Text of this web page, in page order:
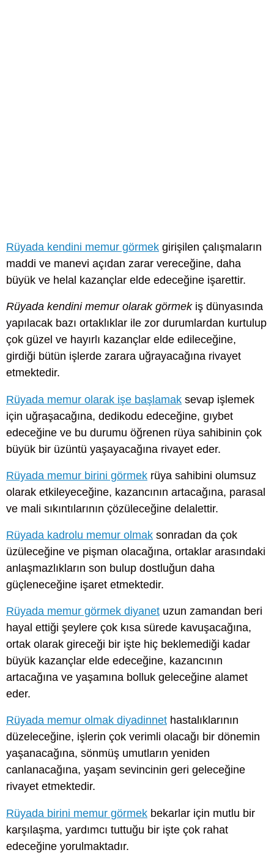
Rüyada kendini memur görmek girişilen çalışmaların
maddi ve manevi açıdan zarar vereceğine, daha
büyük ve helal kazançlar elde edeceğine işarettir.
Rüyada kendini memur olarak görmekiş dünyasında
yapılacak bazı ortaklıklar ile zor durumlardan kurtulup
çok güzel ve hayırlı kazançlar elde edileceğine,
girdiği bütün işlerde zarara uğrayacağına rivayet
etmektedir.
Rüyada memur olarak işe başlamak sevap işlemek
için uğraşacağına, dedikodu edeceğine, gıybet
edeceğine ve bu durumu öğrenen rüya sahibinin çok
büyük bir üzüntü yaşayacağına rivayet eder.
Rüyada memur birini görmek rüya sahibini olumsuz
olarak etkileyeceğine, kazancının artacağına, parasal
ve mali sıkıntılarının çözüleceğine delalettir.
Rüyada kadrolu memur olmak sonradan da çok
üzüleceğine ve pişman olacağına, ortaklar arasındaki
anlaşmazlıkların son bulup dostluğun daha
güçleneceğine işaret etmektedir.
Rüyada memur görmek diyanet uzun zamandan beri
hayal ettiği şeylere çok kısa sürede kavuşacağına,
ortak olarak gireceği bir işte hiç beklemediği kadar
büyük kazançlar elde edeceğine, kazancının
artacağına ve yaşamına bolluk geleceğine alamet
eder.
Rüyada memur olmak diyadinnet hastalıklarının
düzeleceğine, işlerin çok verimli olacağı bir dönemin
yaşanacağına, sönmüş umutların yeniden
canlanacağına, yaşam sevincinin geri geleceğine
rivayet etmektedir.
Rüyada birini memur görmek bekarlar için mutlu bir
karşılaşma, yardımcı tuttuğu bir işte çok rahat
edeceğine yorulmaktadır.